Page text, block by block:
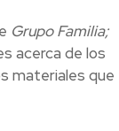
Grupo Familia;
acerca de los
materiales que